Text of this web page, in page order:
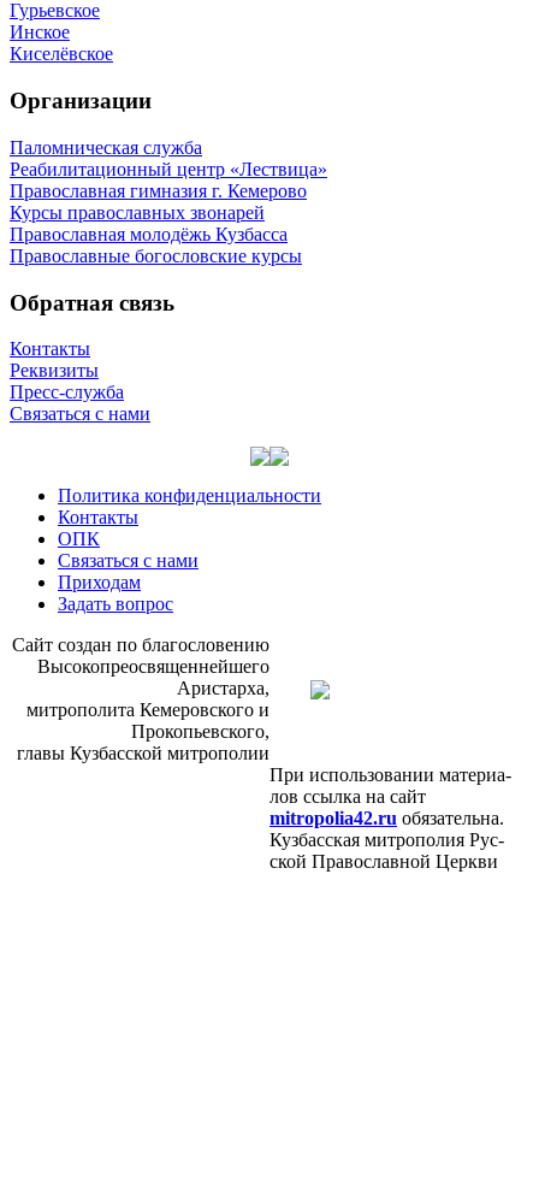
Гурьевское
Инское
Киселёвское
Организации
Паломническая служба
Реабилитационный центр «Лествица»
Православная гимназия г. Кемерово
Курсы православных звонарей
Православная молодёжь Кузбасса
Православные богословские курсы
Обратная связь
Контакты
Реквизиты
Пресс-служба
Связаться с нами
Политика конфиденциальности
Контакты
ОПК
Связаться с нами
Приходам
Задать вопрос
Сайт со­здан по бла­го­сло­ве­нию
Вы­со­ко­прео­свя­щен­ней­ше­го
Ари­стар­ха,
мит­ро­по­ли­та Ке­ме­ров­ско­го и
Про­ко­пьев­ско­го,
гла­вы Куз­бас­ской мит­ро­по­лии
При ис­поль­зо­ва­нии ма­те­ри­а­
лов ссыл­ка на сайт
mitropolia42.ru обя­за­тель­на.
Куз­бас­ская мит­ро­по­лия Рус­
ской Пра­во­слав­ной Церк­ви